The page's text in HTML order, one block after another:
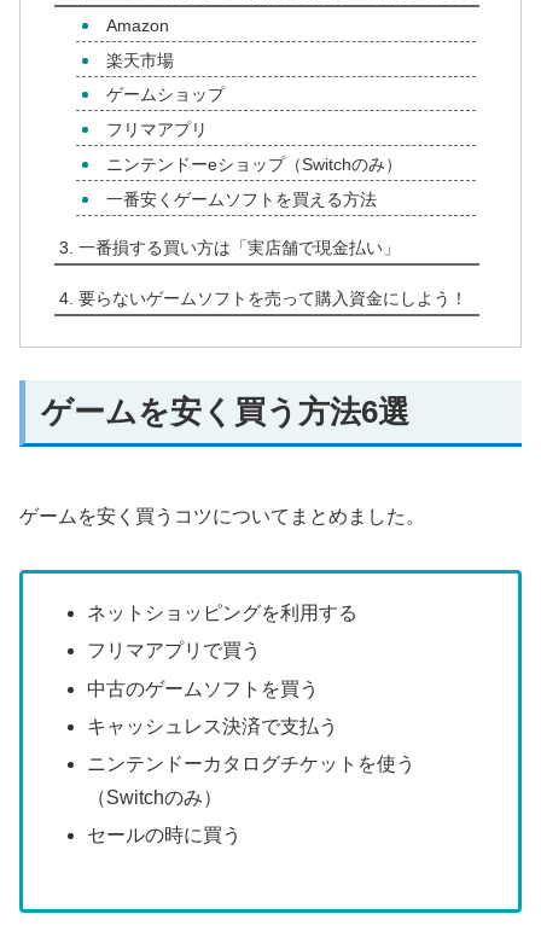
Amazon
楽天市場
ゲームショップ
フリマアプリ
ニンテンドーeショップ（Switchのみ）
一番安くゲームソフトを買える方法
一番損する買い方は「実店舗で現金払い」
要らないゲームソフトを売って購入資金にしよう！
ゲームを安く買う方法6選
ゲームを安く買うコツについてまとめました。
ネットショッピングを利用する
フリマアプリで買う
中古のゲームソフトを買う
キャッシュレス決済で支払う
ニンテンドーカタログチケットを使う
（Switchのみ）
セールの時に買う